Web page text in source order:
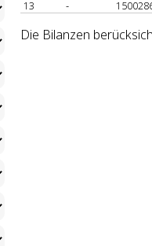
13
-
Die Bilanzen